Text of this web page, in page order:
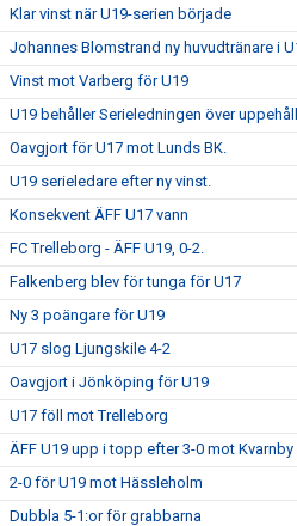
Klar vinst när U19-serien började
Johannes Blomstrand ny huvudtränare i
Vinst mot Varberg för U19
U19 behåller Serieledningen över
Oavgjort för U17 mot Lunds BK.
U19 serieledare efter ny vinst.
Konsekvent ÄFF U17 vann
FC Trelleborg - ÄFF U19, 0-2.
Falkenberg blev för tunga för U17
Ny 3 poängare för U19
U17 slog Ljungskile 4-2
Oavgjort i Jönköping för U19
U17 föll mot Trelleborg
ÄFF U19 upp i topp efter 3-0 mot Kvarnby
2-0 för U19 mot Hässleholm
Dubbla 5-1:or för grabbarna